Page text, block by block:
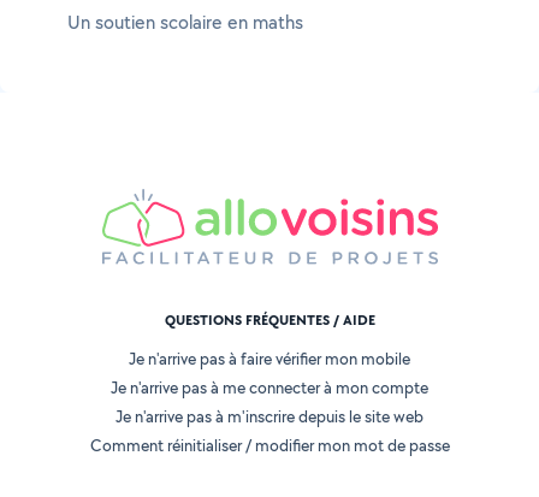
Un soutien scolaire en maths
QUESTIONS FRÉQUENTES / AIDE
Je n'arrive pas à faire vérifier mon mobile
Je n'arrive pas à me connecter à mon compte
Je n'arrive pas à m'inscrire depuis le site web
Comment réinitialiser / modifier mon mot de passe